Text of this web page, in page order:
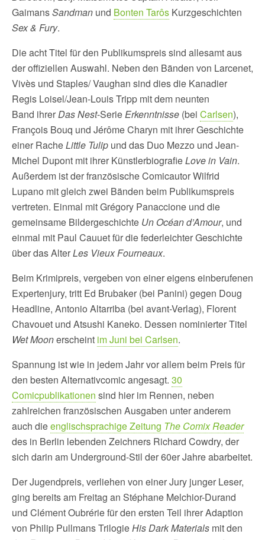
GaimansSandman und Bonten Tarôs Kurzgeschichten
Sex & Fury.
Die acht Titel für den Publikumspreis sind allesamt aus
der offiziellen Auswahl. Neben den Bänden von Larcenet,
Vivès und Staples/ Vaughan sind dies die Kanadier
Regis Loisel/Jean-Louis Tripp mit dem neunten
Band ihrerDas Nest-SerieErkenntnisse (bei Carlsen),
François Bouq und Jérôme Charyn mit ihrer Geschichte
einer RacheLittle Tulip und das Duo Mezzo und Jean-
Michel Dupont mit ihrer KünstlerbiografieLove in Vain.
Außerdem ist der französische Comicautor Wilfrid
Lupano mit gleich zwei Bänden beim Publikumspreis
vertreten. Einmal mit Grégory Panaccione und die
gemeinsame Bildergeschichte Un Océan d’Amour, und
einmal mit Paul Cauuet für die federleichter Geschichte
über das AlterLes Vieux Fourneaux.
Beim Krimipreis, vergeben von einer eigens einberufenen
Expertenjury, tritt Ed Brubaker (bei Panini) gegen Doug
Headline, Antonio Altarriba (bei avant-Verlag), Florent
Chavouet und Atsushi Kaneko. Dessen nominierter Titel
Wet Moonerscheint im Juni bei Carlsen.
Spannung ist wie in jedem Jahr vor allem beim Preis für
den besten Alternativcomic angesagt. 30
Comicpublikationen sind hier im Rennen, neben
zahlreichen französischen Ausgaben unter anderem
auch dieenglischsprachige Zeitung The Comix Reader
des in Berlin lebenden Zeichners Richard Cowdry, der
sich darin am Underground-Stil der 60er Jahre abarbeitet.
Der Jugendpreis, verliehen von einer Jury junger Leser,
ging bereits am Freitag an Stéphane Melchior-Durand
und Clément Oubrérie für den ersten Teil ihrer Adaption
von Philip Pullmans TrilogieHis Dark Materials mit den